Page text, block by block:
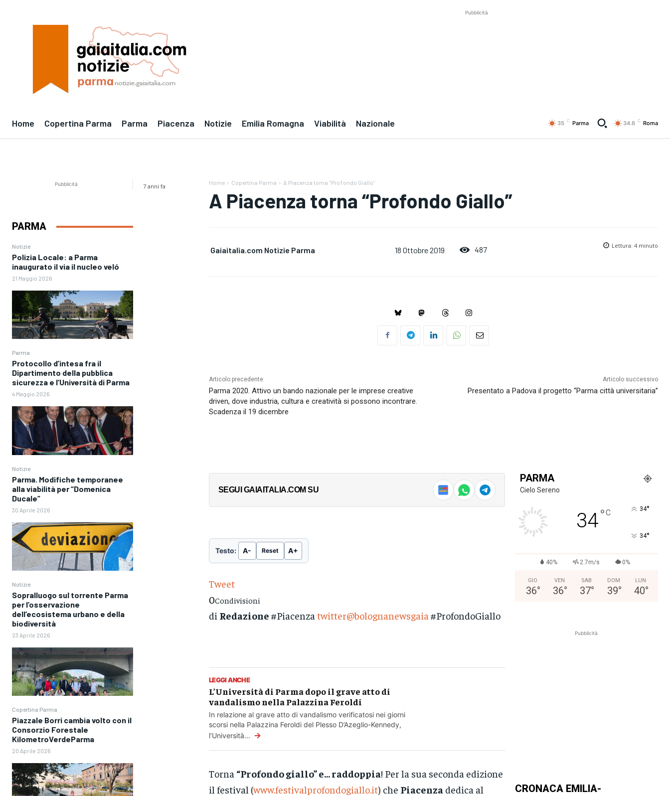
Pubblicità
Home Copertina Parma Parma Piacenza Notizie Emilia Romagna Viabilità Nazionale 35 C Parma 34.6 C Roma
Pubblicità
PARMA
Notizie
Polizia Locale: a Parma
inaugurato il via il nucleo veló
21 Maggio 2026
Parma
Protocollo d’intesa fra il
Dipartimento della pubblica
sicurezza e l’Università di Parma
4 Maggio 2026
Notizie
Parma. Modifiche temporanee
alla viabilità per “Domenica
Ducale”
30 Aprile 2026
Notizie
Sopralluogo sul torrente Parma
per l’osservazione
dell’ecosistema urbano e della
biodiversità
23 Aprile 2026
Copertina Parma
Piazzale Borri cambia volto con il
Consorzio Forestale
KilometroVerdeParma
20 Aprile 2026
7 anni fa Home Copertina Parma A Piacenza torna “Profondo Giallo”
A Piacenza torna “Profondo Giallo”
Gaiaitalia.com Notizie Parma 18 Ottobre 2019 487 Lettura: 4minuto
Articolo precedente
Parma 2020. Attivo un bando nazionale per le imprese creative
driven, dove industria, cultura e creatività si possono incontrare.
Scadenza il 19 dicembre
Articolo successivo
Presentato a Padova il progetto “Parma città universitaria”
SEGUI GAIAITALIA.COM SU
Testo: A- Reset A+
Tweet
0Condivisioni
di Redazione #Piacenza twitter@bolognanewsgaia #ProfondoGiallo
LEGGI ANCHE
L’Università di Parma dopo il grave atto di
vandalismo nella Palazzina Feroldi
In relazione al grave atto di vandalismo verificatosi nei giorni
scorsi nella Palazzina Feroldi del Plesso D’Azeglio-Kennedy,
l’Università... →
Torna “Profondo giallo” e… raddoppia! Per la sua seconda edizione
il festival (www.festivalprofondogiallo.it) che Piacenza dedica al
PARMA
Cielo Sereno
34°C 34°
34°
40% 2.7m/s 0%
GIO
36°
VEN
36°
SAB
37°
DOM
39°
LUN
40°
Pubblicità
CRONACA EMILIA-